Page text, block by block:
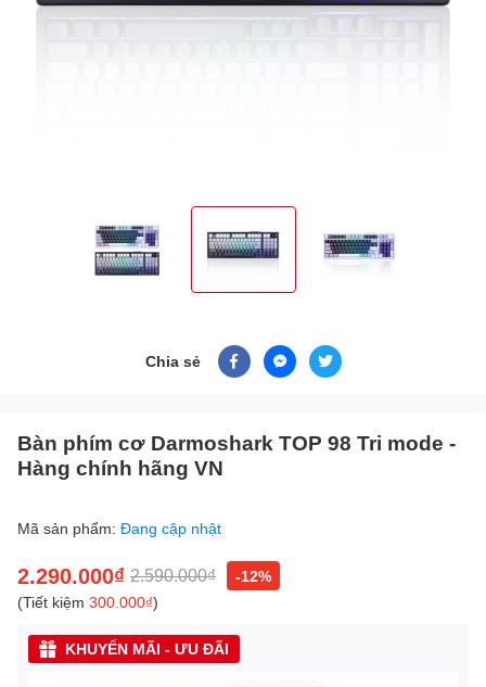
Chia sẻ
Bàn phím cơ Darmoshark TOP 98 Tri mode -
Hàng chính hãng VN
Mã sản phẩm: Đang cập nhật
2.290.000₫ 2.590.000₫
-12%
(Tiết kiệm 300.000₫)
KHUYẾN MÃI - ƯU ĐÃI